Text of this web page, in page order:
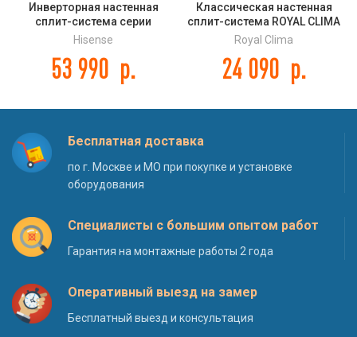
Инверторная настенная
сплит-система серии
CHAMPAGNE CRYSTAL SUPER
13UW4RVETG01(C)
Hisense
53 990 р.
Классическая настенная
сплит-система ROYAL CLIMA
серии VELA NUOVA RC-
VX22HN
Royal Clima
24 090 р.
Бесплатная доставка
по г. Москве и МО при покупке и установке
оборудования
Специалисты с большим опытом работ
Гарантия на монтажные работы 2 года
Оперативный выезд на замер
Бесплатный выезд и консультация